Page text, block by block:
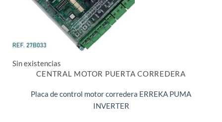
Sin existencias
CENTRAL MOTOR PUERTA CORREDERA
Placa de control motor corredera ERREKA PUMA
INVERTER